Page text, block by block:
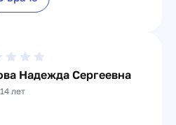
Надежда Сергеевна
лет